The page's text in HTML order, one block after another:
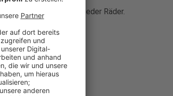
übermorgen wieder Räder.